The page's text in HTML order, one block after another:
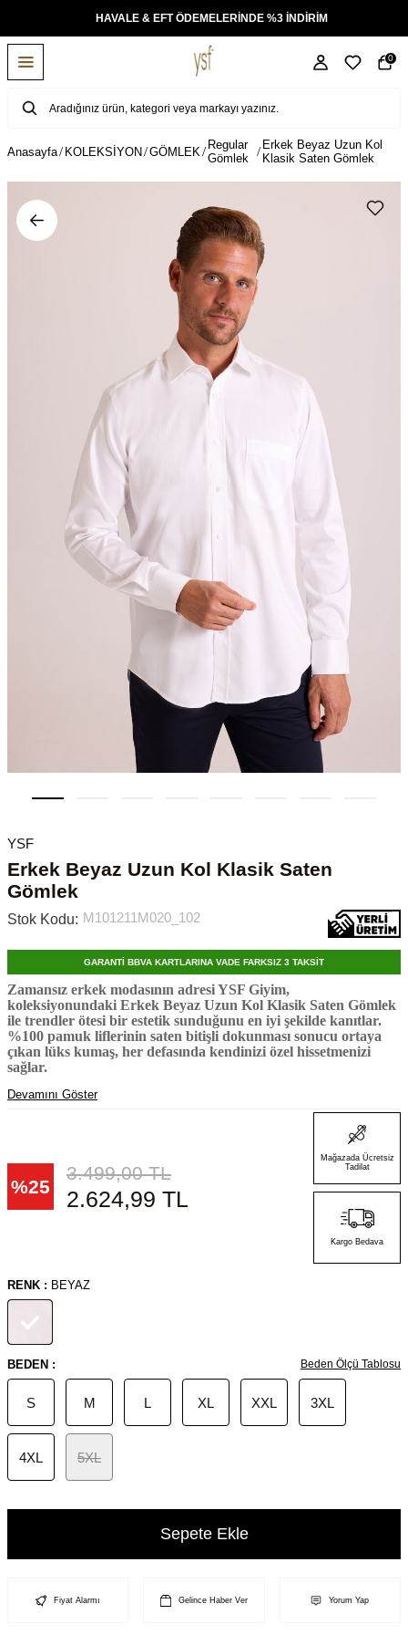
HAVALE & EFT ÖDEMELERİNDE %3 İNDİRİM
0
Anasayfa KOLEKSİYON GÖMLEK
Regular
Gömlek
Erkek Beyaz Uzun Kol
Klasik Saten Gömlek
YSF
Erkek Beyaz Uzun Kol Klasik Saten
Gömlek
Stok Kodu: M101211M020_102
GARANTİ BBVA KARTLARINA VADE FARKSIZ 3 TAKSİT
Zamansız erkek modasının adresi YSF Giyim,
koleksiyonundaki Erkek Beyaz Uzun Kol Klasik Saten Gömlek
ile trendler ötesi bir estetik sunduğunu en iyi şekilde kanıtlar.
%100 pamuk liflerinin saten bitişli dokunması sonucu ortaya
çıkan lüks kumaş, her defasında kendinizi özel hissetmenizi
sağlar.
Devamını Göster
%25
3.499,00TL
2.624,99 TL
Mağazada Ücretsiz
Tadilat
Kargo Bedava
RENK : BEYAZ
BEDEN : Beden Ölçü Tablosu
S M L XL XXL 3XL
4XL 5XL
Sepete Ekle
Fiyat Alarmı Gelince Haber Ver Yorum Yap